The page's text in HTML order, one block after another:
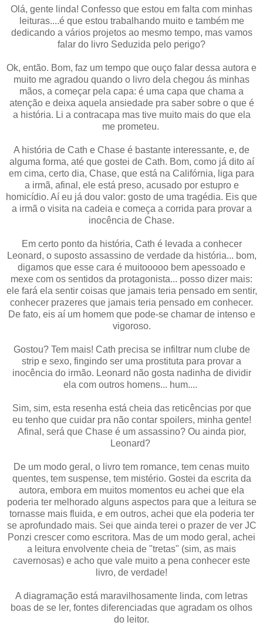
Olá, gente linda! Confesso que estou em falta com minhas
leituras....é que estou trabalhando muito e também me
dedicando a vários projetos ao mesmo tempo, mas vamos
falar do livro Seduzida pelo perigo?
Ok, então. Bom, faz um tempo que ouço falar dessa autora e
muito me agradou quando o livro dela chegou ás minhas
mãos, a começar pela capa: é uma capa que chama a
atenção e deixa aquela ansiedade pra saber sobre o que é
a história. Li a contracapa mas tive muito mais do que ela
me prometeu.
A história de Cath e Chase é bastante interessante, e, de
alguma forma, até que gostei de Cath. Bom, como já dito aí
em cima, certo dia, Chase, que está na Califórnia, liga para
a irmã, afinal, ele está preso, acusado por estupro e
homicídio. Aí eu já dou valor: gosto de uma tragédia. Eis que
a irmã o visita na cadeia e começa a corrida para provar a
inocência de Chase.
Em certo ponto da história, Cath é levada a conhecer
Leonard, o suposto assassino de verdade da história... bom,
digamos que esse cara é muitooooo bem apessoado e
mexe com os sentidos da protagonista... posso dizer mais:
ele fará ela sentir coisas que jamais teria pensado em sentir,
conhecer prazeres que jamais teria pensado em conhecer.
De fato, eis aí um homem que pode-se chamar de intenso e
vigoroso.
Gostou? Tem mais! Cath precisa se infiltrar num clube de
strip e sexo, fingindo ser uma prostituta para provar a
inocência do irmão. Leonard não gosta nadinha de dividir
ela com outros homens... hum....
Sim, sim, esta resenha está cheia das reticências por que
eu tenho que cuidar pra não contar spoilers, minha gente!
Afinal, será que Chase é um assassino? Ou ainda pior,
Leonard?
De um modo geral, o livro tem romance, tem cenas muito
quentes, tem suspense, tem mistério. Gostei da escrita da
autora, embora em muitos momentos eu achei que ela
poderia ter melhorado alguns aspectos para que a leitura se
tornasse mais fluida, e em outros, achei que ela poderia ter
se aprofundado mais. Sei que ainda terei o prazer de ver JC
Ponzi crescer como escritora. Mas de um modo geral, achei
a leitura envolvente cheia de "tretas" (sim, as mais
cavernosas) e acho que vale muito a pena conhecer este
livro, de verdade!
A diagramação está maravilhosamente linda, com letras
boas de se ler, fontes diferenciadas que agradam os olhos
do leitor.